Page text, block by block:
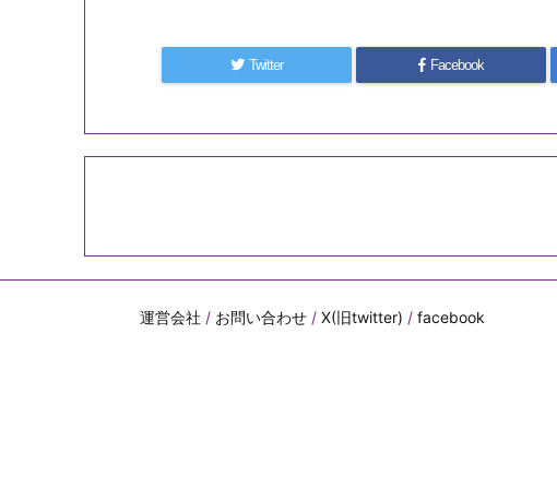
Twitter Facebook
運営会社 / お問い合わせ/ X(旧twitter) / facebook